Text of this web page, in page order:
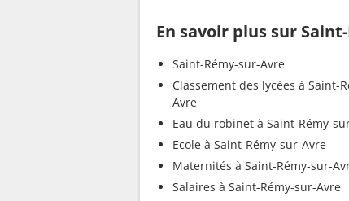
En savoir plus sur
Saint-Rémy-sur-Avre
Classement des lycées à Saint-
Avre
Eau du robinet à Saint-Rémy-
Ecole à Saint-Rémy-sur-Avre
Maternités à Saint-Rémy-sur-
Salaires à Saint-Rémy-sur-Avre